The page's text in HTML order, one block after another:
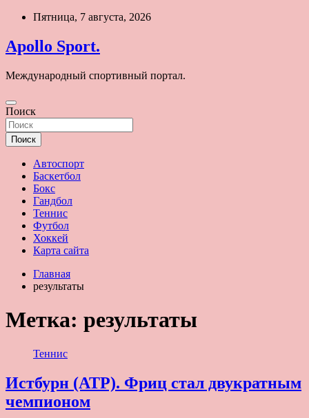
Перейти
содержимому
Пятница, 7 августа, 2026
Apollo Sport.
Международный спортивный портал.
Поиск
Поиск
Автоспорт
Баскетбол
Бокс
Гандбол
Теннис
Футбол
Хоккей
Карта сайта
Главная
результаты
Метка: результаты
Теннис
Истбурн (ATP). Фриц стал двукратным
чемпионом